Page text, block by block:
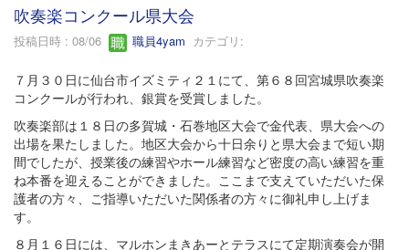
吹奏楽コンクール県大会
投稿日時 : 08/06 職員4yam カテゴリ:
７月３０日に仙台市イズミティ２１にて、第６８回宮城県吹奏楽
コンクールが行われ、銀賞を受賞しました。
吹奏楽部は１８日の多賀城・石巻地区大会で金代表、県大会への
出場を果たしました。地区大会から十日余りと県大会まで短い期
間でしたが、授業後の練習やホール練習など密度の高い練習を重
ね本番を迎えることができました。ここまで支えていただいた保
護者の方々、ご指導いただいた関係者の方々に御礼申し上げま
す。
８月１６日には、マルホンまきあーとテラスにて定期演奏会が開